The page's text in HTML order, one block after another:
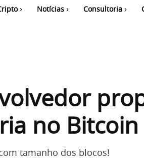
Notícias Consultoria
no Bitcoin
tamanho dos blocos!